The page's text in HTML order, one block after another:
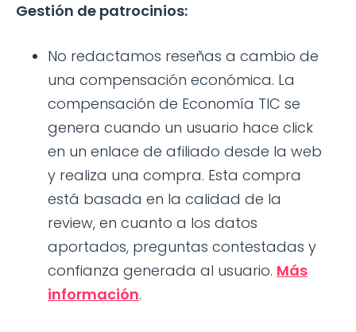
Gestión de patrocinios:
No redactamos reseñas a cambio de
una compensación económica. La
compensación de Economía TIC se
genera cuando un usuario hace click
en un enlace de afiliado desde la web
y realiza una compra. Esta compra
está basada en la calidad de la
review, en cuanto a los datos
aportados, preguntas contestadas y
confianza generada al usuario. Más
información.